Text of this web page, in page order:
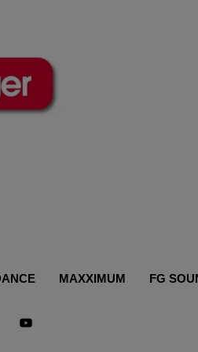
MAXXIMUM FG